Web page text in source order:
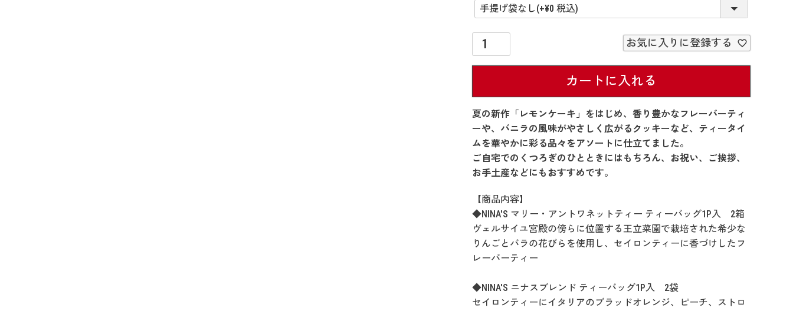
(
お気に入りに登録する
カートに入れる
夏の新作「レモンケーキ」をはじめ、香り豊かなフレーバーティ
ーや、バニラの風味がやさしく広がるクッキーなど、ティータイ
ムを華やかに彩る品々をアソートに仕立てました。
ご自宅でのくつろぎのひとときにはもちろん、お祝い、ご挨拶、
お手土産などにもおすすめです。
【商品内容】
◆NINA'S マリー・アントワネットティー ティーバッグ1P入 2箱
ヴェルサイユ宮殿の傍らに位置する王立菜園で栽培された希少な
りんごとバラの花びらを使用し、セイロンティーに香づけしたフ
レーバーティー
◆NINA'S ニナスブレンド ティーバッグ1P入 2袋
セイロンティーにイタリアのブラッドオレンジ、ピーチ、ストロ